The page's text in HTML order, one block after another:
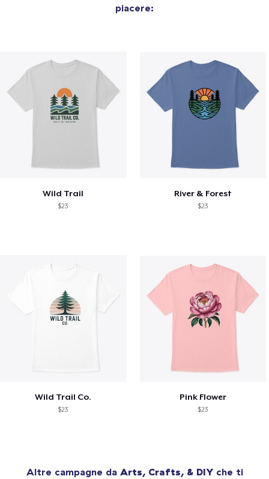
piacere:
Wild Trail
$23
River & Forest
$23
Wild Trail Co.
$23
Pink Flower
$23
Altre campagne da Arts, Crafts, & DIYche ti